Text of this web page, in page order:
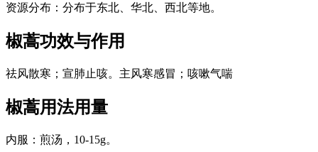
资源分布：分布于东北、华北、西北等地。
椒蒿功效与作用
祛风散寒；宣肺止咳。主风寒感冒；咳嗽气喘
椒蒿用法用量
内服：煎汤，10-15g。